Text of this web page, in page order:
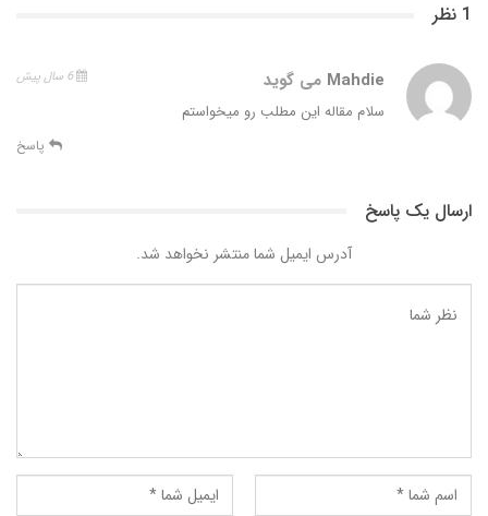
1 نظر
Mahdie می گوید
سلام مقاله این مطلب رو میخواستم
پاسخ
ارسال یک پاسخ
آدرس ایمیل شما منتشر نخواهد شد.